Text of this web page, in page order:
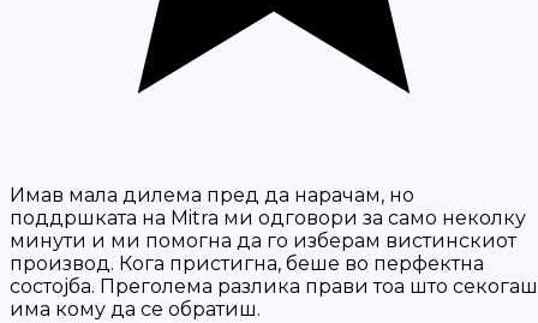
Имав мала дилема пред да нарачам, но
поддршката на Mitra ми одговори за само неколку
минути и ми помогна да го изберам вистинскиот
производ. Кога пристигна, беше во перфектна
состојба. Преголема разлика прави тоа што секогаш
има кому да се обратиш.